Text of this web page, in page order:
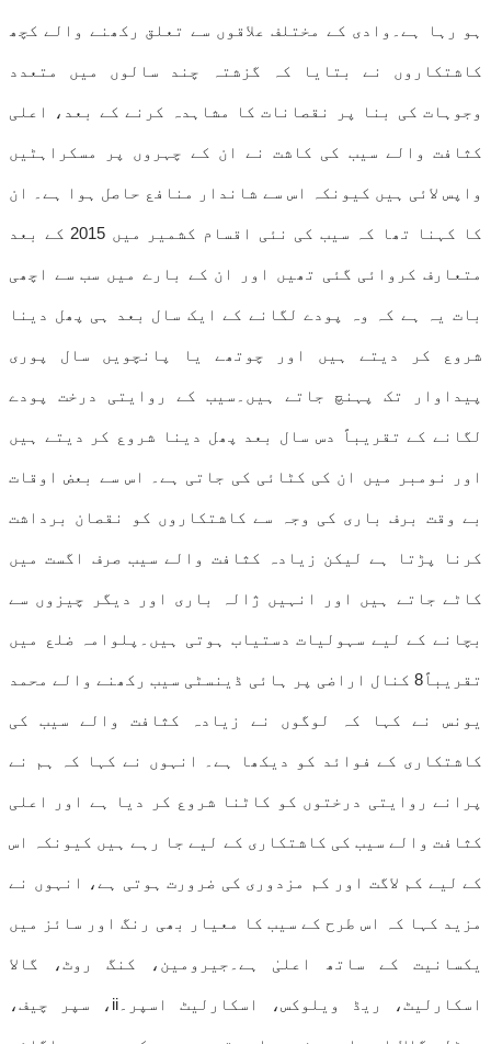
ہو رہا ہے۔وادی کے مختلف علاقوں سے تعلق رکھنے والے کچھ
کاشتکاروں نے بتایا کہ گزشتہ چند سالوں میں متعدد
وجوہات کی بنا پر نقصانات کا مشاہدہ کرنے کے بعد، اعلی
کثافت والے سیب کی کاشت نے ان کے چہروں پر مسکراہٹیں
واپس لائی ہیں کیونکہ اس سے شاندار منافع حاصل ہوا ہے۔ ان
کا کہنا تھا کہ سیب کی نئی اقسام کشمیر میں 2015 کے بعد
متعارف کروائی گئی تھیں اور ان کے بارے میں سب سے اچھی
بات یہ ہے کہ وہ پودے لگانے کے ایک سال بعد ہی پھل دینا
شروع کر دیتے ہیں اور چوتھے یا پانچویں سال پوری
پیداوار تک پہنچ جاتے ہیں۔سیب کے روایتی درخت پودے
لگانے کے تقریباً دس سال بعد پھل دینا شروع کر دیتے ہیں
اور نومبر میں ان کی کٹائی کی جاتی ہے۔ اس سے بعض اوقات
بے وقت برف باری کی وجہ سے کاشتکاروں کو نقصان برداشت
کرنا پڑتا ہے لیکن زیادہ کثافت والے سیب صرف اگست میں
کاٹے جاتے ہیں اور انہیں ژالہ باری اور دیگر چیزوں سے
بچانے کے لیے سہولیات دستیاب ہوتی ہیں۔پلوامہ ضلع میں
تقریباً8 کنال اراضی پر ہائی ڈینسٹی سیب رکھنے والے محمد
یونس نے کہا کہ لوگوں نے زیادہ کثافت والے سیب کی
کاشتکاری کے فوائد کو دیکھا ہے۔ انہوں نے کہا کہ ہم نے
پرانے روایتی درختوں کو کاٹنا شروع کر دیا ہے اور اعلی
کثافت والے سیب کی کاشتکاری کے لیے جا رہے ہیں کیونکہ اس
کے لیے کم لاگت اور کم مزدوری کی ضرورت ہوتی ہے، انہوں نے
مزید کہا کہ اس طرح کے سیب کا معیار بھی رنگ اور سائز میں
یکسانیت کے ساتھ اعلیٰ ہے۔جیرومین، کنگ روٹ، گالا
اسکارلیٹ، ریڈ ویلوکس، اسکارلیٹ اسپر۔ii، سپر چیف،